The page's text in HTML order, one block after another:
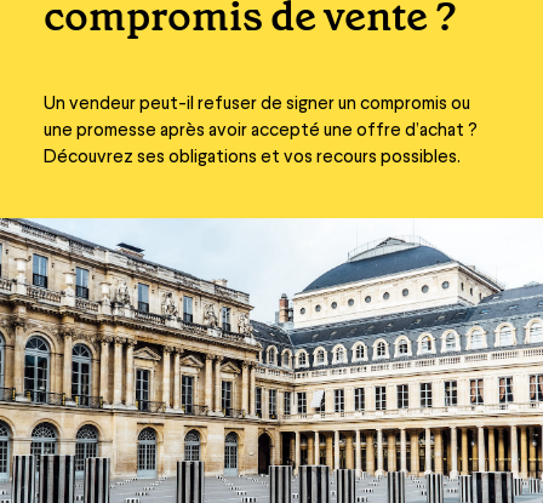
compromis de vente ?
Un vendeur peut-il refuser de signer un compromis ou
une promesse après avoir accepté une offre d’achat ?
Découvrez ses obligations et vos recours possibles.